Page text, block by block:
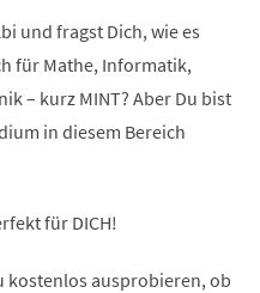
und fragst Dich, wie es
für Mathe, Informatik,
– kurz MINT? Aber Du bist
in diesem Bereich
für DICH!
kostenlos ausprobieren, ob